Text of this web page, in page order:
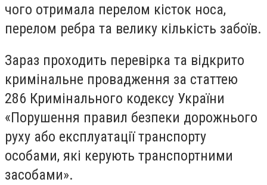
чого отримала перелом кісток носа,
перелом ребра та велику кількість забоїв.
Зараз проходить перевірка та відкрито
кримінальне провадження за статтею
286 Кримінального кодексу України
«Порушення правил безпеки дорожнього
руху або експлуатації транспорту
особами, які керують транспортними
засобами».